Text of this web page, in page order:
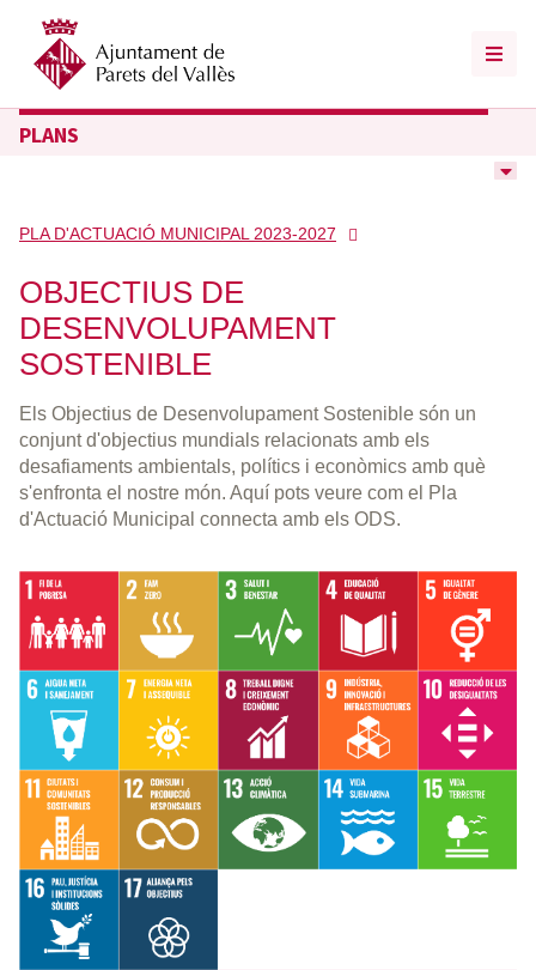
PLANS
PLA D'ACTUACIÓ MUNICIPAL 2023-2027
OBJECTIUS DE
DESENVOLUPAMENT
SOSTENIBLE
Els Objectius de Desenvolupament Sostenible són un
conjunt d'objectius mundials relacionats amb els
desafiaments ambientals, polítics i econòmics amb què
s'enfronta el nostre món. Aquí pots veure com el Pla
d'Actuació Municipal connecta amb els ODS.